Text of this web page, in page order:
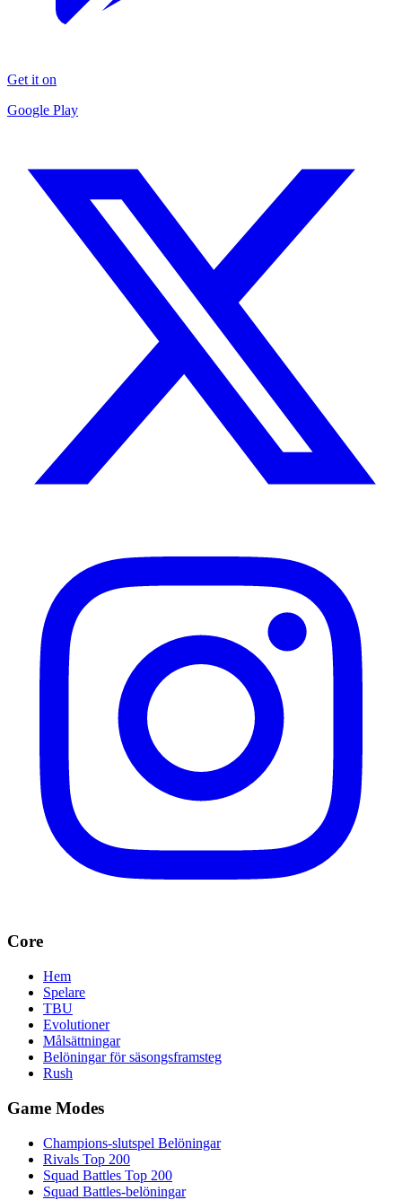
Get it on
Google Play
Core
Hem
Spelare
TBU
Evolutioner
Målsättningar
Belöningar för säsongsframsteg
Rush
Game Modes
Champions-slutspel Belöningar
Rivals Top 200
Squad Battles Top 200
Squad Battles-belöningar